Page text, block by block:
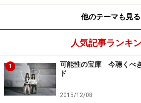
「香水」とNiziUの共通点
やすい”こと
かべると、瑛人の「香水」を挙げ
でしょうか。
他のテーマも見る
人気記事ランキ
1
可能性の宝庫 今聴くべ
ド
2015/12/08